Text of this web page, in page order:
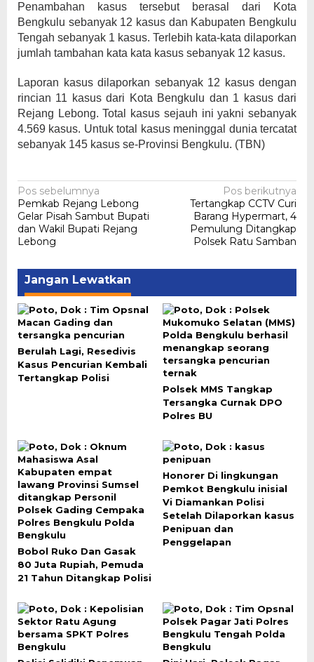
Penambahan kasus tersebut berasal dari Kota
Bengkulu sebanyak 12 kasus dan Kabupaten Bengkulu
Tengah sebanyak 1 kasus. Terlebih kata-kata dilaporkan
jumlah tambahan kata kata kasus sebanyak 12 kasus.
Laporan kasus dilaporkan sebanyak 12 kasus dengan
rincian 11 kasus dari Kota Bengkulu dan 1 kasus dari
Rejang Lebong. Total kasus sejauh ini yakni sebanyak
4.569 kasus. Untuk total kasus meninggal dunia tercatat
sebanyak 145 kasus se-Provinsi Bengkulu. (TBN)
Navigasi
pos
Pos sebelumnya
Pemkab Rejang Lebong
Gelar Pisah Sambut Bupati
dan Wakil Bupati Rejang
Lebong
Pos berikutnya
Tertangkap CCTV Curi
Barang Hypermart, 4
Pemulung Ditangkap
Polsek Ratu Samban
Jangan Lewatkan
Berulah Lagi, Resedivis
Kasus Pencurian Kembali
Tertangkap Polisi
Polsek MMS Tangkap
Tersangka Curnak DPO
Polres BU
Bobol Ruko Dan Gasak
80 Juta Rupiah, Pemuda
21 Tahun Ditangkap Polisi
Honorer Di lingkungan
Pemkot Bengkulu inisial
Vi Diamankan Polisi
Setelah Dilaporkan kasus
Penipuan dan
Penggelapan